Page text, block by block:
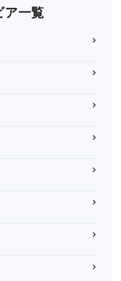
ア一覧